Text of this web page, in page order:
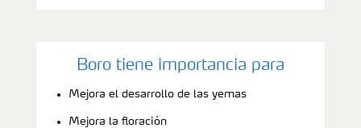
Boro tiene importancia para
Mejora el desarrollo de las yemas
Mejora la floración